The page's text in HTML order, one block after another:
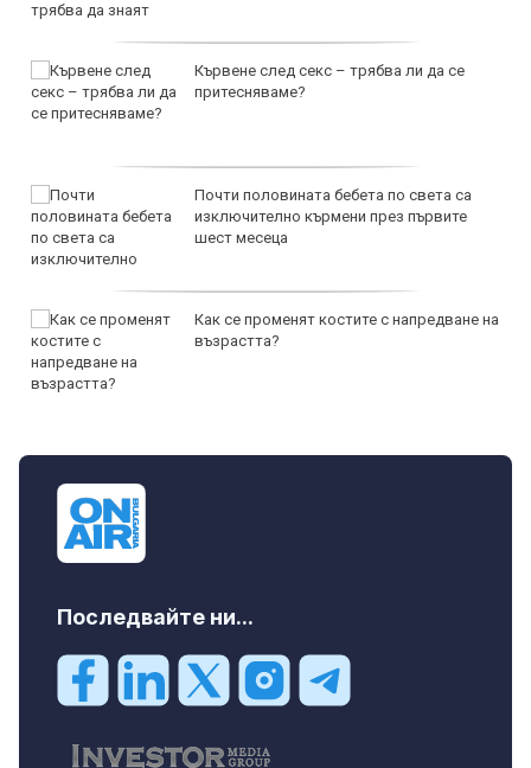
Кървене след секс – трябва ли да се
притесняваме?
Почти половината бебета по света са
изключително кърмени през първите
шест месеца
Как се променят костите с напредване на
възрастта?
Последвайте ни...